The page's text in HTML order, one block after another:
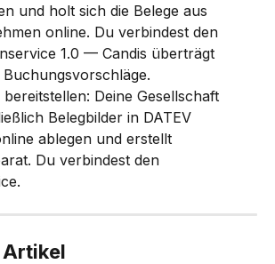
und holt sich die Belege aus
online. Du verbindest den
1.0 — Candis überträgt
Deine Gesellschaft
Belegbilder in DATEV
ablegen und erstellt
Du verbindest den